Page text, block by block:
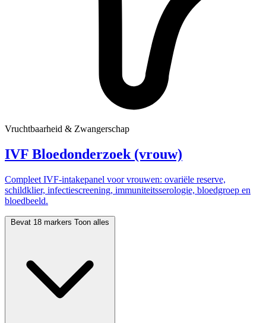
Vruchtbaarheid & Zwangerschap
IVF Bloedonderzoek (vrouw)
Compleet IVF-intakepanel voor vrouwen: ovariële reserve,
schildklier, infectiescreening, immuniteitsserologie, bloedgroep en
bloedbeeld.
Bevat 18 markers Toon alles